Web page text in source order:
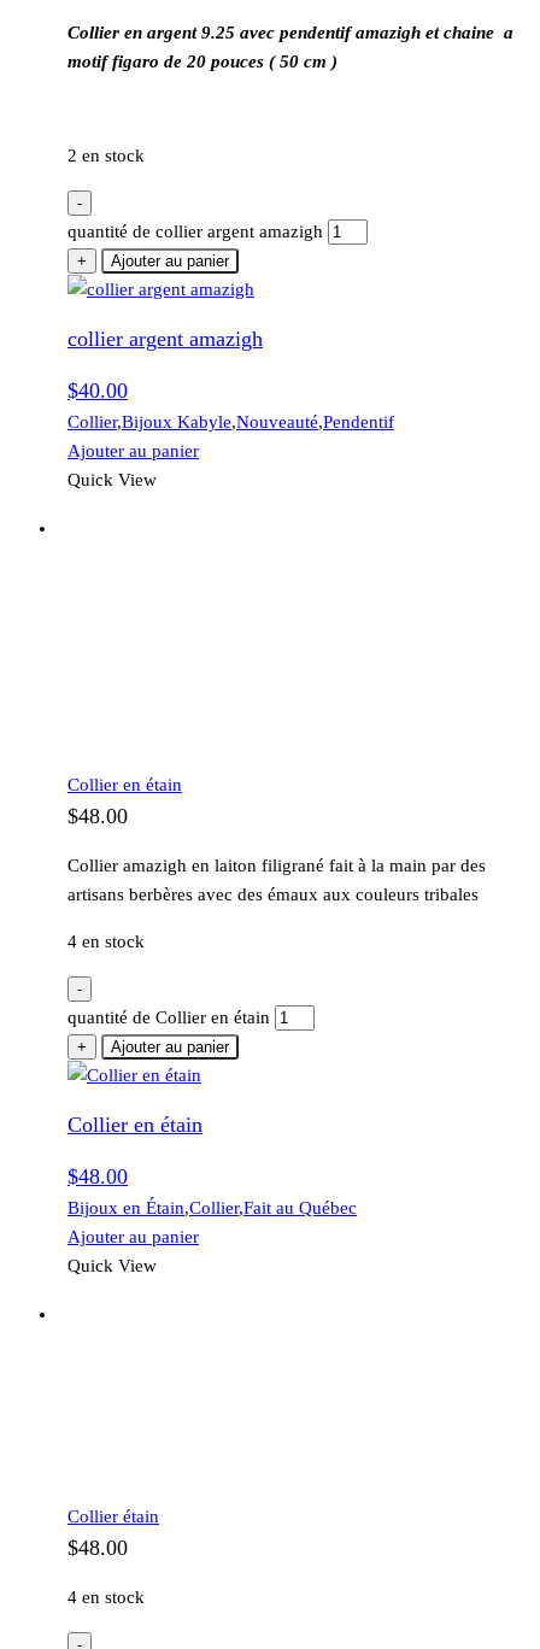
Collier en argent 9.25 avec pendentif amazigh et chaine a
motif figaro de 20 pouces ( 50 cm )
2 en stock
-
quantité de collier argent amazigh
+ Ajouter au panier
collier argent amazigh
$40.00
Collier,Bijoux Kabyle,Nouveauté,Pendentif
Ajouter au panier
Quick View
Collier en étain
$48.00
Collier amazigh en laiton filigrané fait à la main par des
artisans berbères avec des émaux aux couleurs tribales
4 en stock
-
quantité de Collier en étain
+ Ajouter au panier
Collier en étain
$48.00
Bijoux en Étain,Collier,Fait au Québec
Ajouter au panier
Quick View
Collier étain
$48.00
4 en stock
-